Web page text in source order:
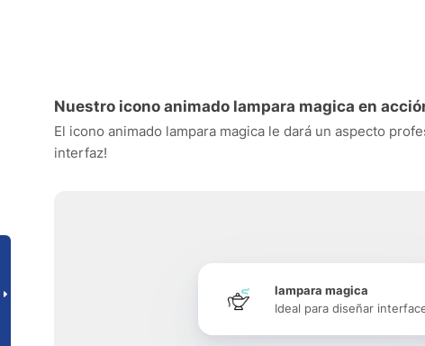
Nuestro icono animado lampara magica en
El icono animado lampara magica le dará un aspecto
interfaz!
lampara magica
Ideal para diseñar